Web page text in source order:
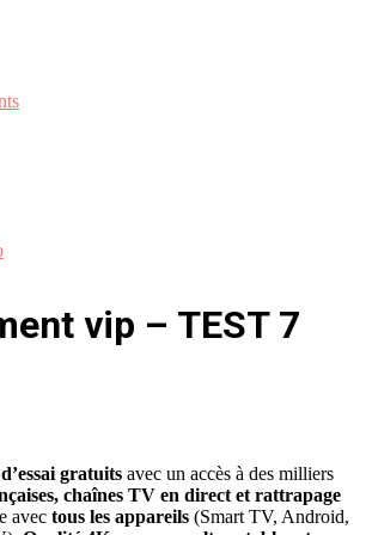
D'abonnement iptv
vip – TEST 7
gratuits avec un accès à des milliers
chaînes TV en direct et rattrapage
avec tous les appareils (Smart TV, Android,